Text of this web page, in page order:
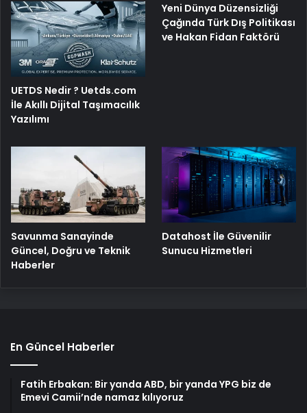
UETDS Nedir ? Uetds.com
İle Akıllı Dijital Taşımacılık
Yazılımı
Yeni Dünya Düzensizliği
Çağında Türk Dış Politikası
ve Hakan Fidan Faktörü
Savunma Sanayinde
Güncel, Doğru ve Teknik
Haberler
Datahost İle Güvenilir
Sunucu Hizmetleri
En Güncel Haberler
Fatih Erbakan: Bir yanda ABD, bir yanda YPG biz de
Emevi Camii’nde namaz kılıyoruz